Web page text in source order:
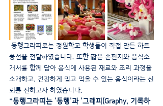
풍선을 전달하였습니다. 또한 짧은 손편지와 음식소
개서를 함께 담아 음식에 사용된 재료와 조리 과정을
소개하고, 건강하게 믿고 먹을 수 있는 음식이라는 신
뢰를 전하고자 하였습니다.
*동행그라피는 '동행'과 '그래피(Graphy, 기록하